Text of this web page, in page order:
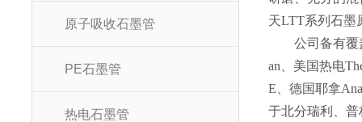
原子吸收石墨管
PE石墨管
热电石墨管
天LTT系列石墨
公司备有
an、美国热电
E、德国耶拿
于北分瑞利、